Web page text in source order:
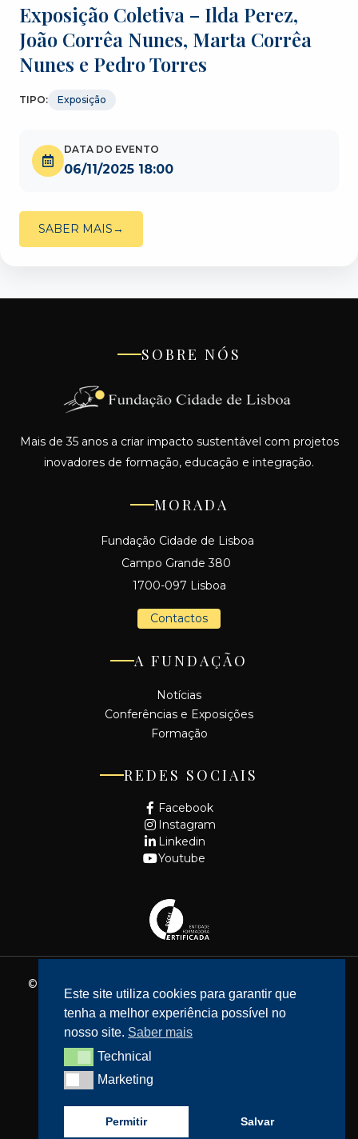
Este site utiliza cookies para garantir que
tenha a melhor experiência possível no
nosso site. Saber mais
TechnicalTechnical
MarketingMarketing
Permitir Salvar
Exposição Coletiva – Ilda Perez,
João Corrêa Nunes, Marta Corrêa
Nunes e Pedro Torres
TIPO: Exposição
DATA DO EVENTO
06/11/2025 18:00
SABER MAIS
SOBRE NÓS
Mais de 35 anos a criar impacto sustentável com projetos
inovadores de formação, educação e integração.
MORADA
Fundação Cidade de Lisboa
Campo Grande 380
1700-097 Lisboa
Contactos
A FUNDAÇÃO
Notícias
Conferências e Exposições
Formação
REDES SOCIAIS
Facebook
Instagram
Linkedin
Youtube
© 2026 - Fundação Cidade de Lisboa. Todos os direitos
reservados.
Website feito porBean Web Developer
Livro de Reclamações
Política de privacidade
Acessibilidade